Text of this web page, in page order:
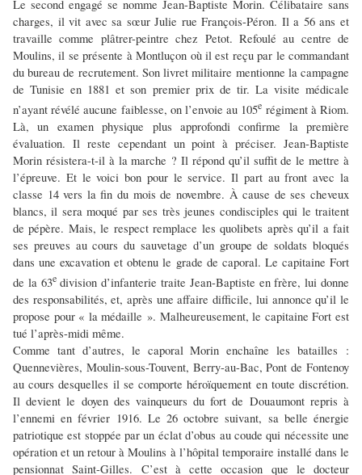
Le second engagé se nomme Jean-Baptiste Morin. Célibataire sans
charges, il vit avec sa sœur Julie rue François-Péron. Il a 56 ans et
travaille comme plâtrer-peintre chez Petot. Refoulé au centre de
Moulins, il se présente à Montluçon où il est reçu par le commandant
du bureau de recrutement. Son livret militaire mentionne la campagne
de Tunisie en 1881 et son premier prix de tir. La visite médicale
n’ayant révélé aucune faiblesse, on l’envoie au 105e régiment à Riom.
Là, un examen physique plus approfondi confirme la première
évaluation. Il reste cependant un point à préciser. Jean-Baptiste
Morin résistera-t-il à la marche ? Il répond qu’il suffit de le mettre à
l’épreuve. Et le voici bon pour le service. Il part au front avec la
classe 14 vers la fin du mois de novembre. À cause de ses cheveux
blancs, il sera moqué par ses très jeunes condisciples qui le traitent
de pépère. Mais, le respect remplace les quolibets après qu’il a fait
ses preuves au cours du sauvetage d’un groupe de soldats bloqués
dans une excavation et obtenu le grade de caporal. Le capitaine Fort
de la 63edivision d’infanterie traite Jean-Baptiste en frère, lui donne
des responsabilités, et, après une affaire difficile, lui annonce qu’il le
propose pour « la médaille ». Malheureusement, le capitaine Fort est
tué l’après-midi même.
Comme tant d’autres, le caporal Morin enchaîne les batailles :
Quennevières, Moulin-sous-Touvent, Berry-au-Bac, Pont de Fontenoy
au cours desquelles il se comporte héroïquement en toute discrétion.
Il devient le doyen des vainqueurs du fort de Douaumont repris à
l’ennemi en février 1916. Le 26 octobre suivant, sa belle énergie
patriotique est stoppée par un éclat d’obus au coude qui nécessite une
opération et un retour à Moulins à l’hôpital temporaire installé dans le
pensionnat Saint-Gilles. C’est à cette occasion que le docteur